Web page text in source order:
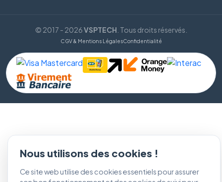
© 2017 - 2026VSPTECH . Tous droits réservés.
CGV & Mentions LégalesConfidentialité
Nous utilisons des cookies !
Ce site web utilise des cookies essentiels pour assurer